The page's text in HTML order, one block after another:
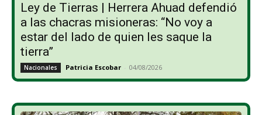
Ley de Tierras | Herrera Ahuad defendió
a las chacras misioneras: “No voy a
estar del lado de quien les saque la
tierra”
Nacionales Patricia Escobar - 04/08/2026